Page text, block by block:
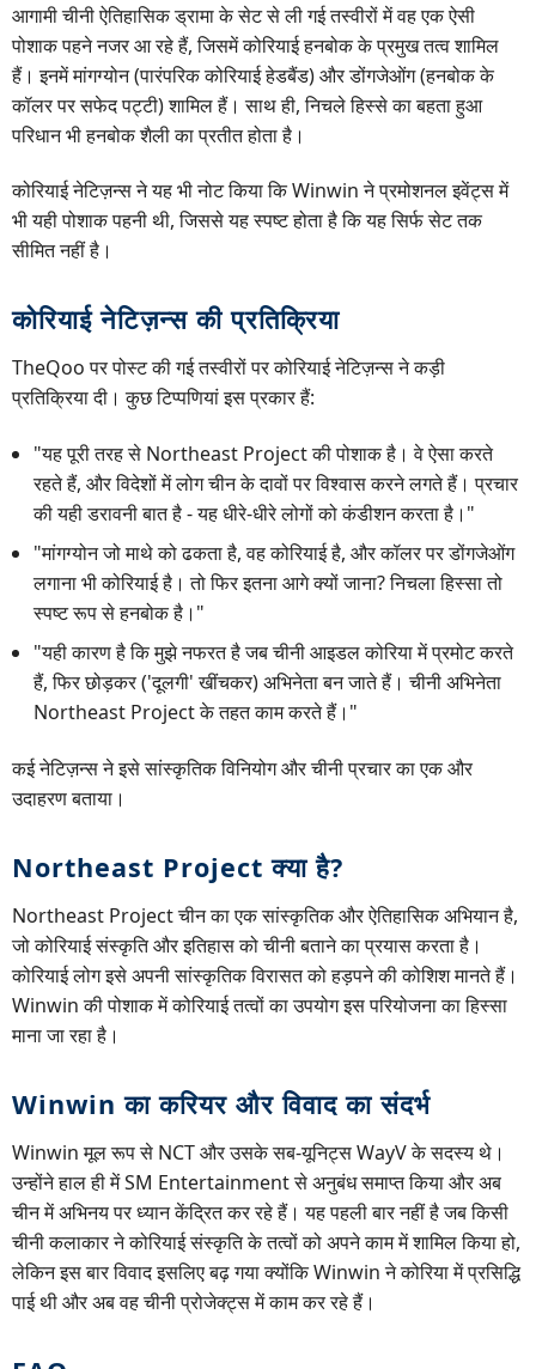
आगामी चीनी ऐतिहासिक ड्रामा के सेट से ली गई तस्वीरों में वह एक ऐसी
पोशाक पहने नजर आ रहे हैं, जिसमें कोरियाई हनबोक के प्रमुख तत्व शामिल
हैं। इनमें मांगग्योन (पारंपरिक कोरियाई हेडबैंड) और डोंगजेओंग (हनबोक के
कॉलर पर सफेद पट्टी) शामिल हैं। साथ ही, निचले हिस्से का बहता हुआ
परिधान भी हनबोक शैली का प्रतीत होता है।
कोरियाई नेटिज़न्स ने यह भी नोट किया कि Winwin ने प्रमोशनल इवेंट्स में
भी यही पोशाक पहनी थी, जिससे यह स्पष्ट होता है कि यह सिर्फ सेट तक
सीमित नहीं है।
कोरियाई नेटिज़न्स की प्रतिक्रिया
TheQoo पर पोस्ट की गई तस्वीरों पर कोरियाई नेटिज़न्स ने कड़ी
प्रतिक्रिया दी। कुछ टिप्पणियां इस प्रकार हैं:
"यह पूरी तरह से Northeast Project की पोशाक है। वे ऐसा करते
रहते हैं, और विदेशों में लोग चीन के दावों पर विश्वास करने लगते हैं। प्रचार
की यही डरावनी बात है - यह धीरे-धीरे लोगों को कंडीशन करता है।"
"मांगग्योन जो माथे को ढकता है, वह कोरियाई है, और कॉलर पर डोंगजेओंग
लगाना भी कोरियाई है। तो फिर इतना आगे क्यों जाना? निचला हिस्सा तो
स्पष्ट रूप से हनबोक है।"
"यही कारण है कि मुझे नफरत है जब चीनी आइडल कोरिया में प्रमोट करते
हैं, फिर छोड़कर ('दूलगी' खींचकर) अभिनेता बन जाते हैं। चीनी अभिनेता
Northeast Project के तहत काम करते हैं।"
कई नेटिज़न्स ने इसे सांस्कृतिक विनियोग और चीनी प्रचार का एक और
उदाहरण बताया।
Northeast Project क्या है?
Northeast Project चीन का एक सांस्कृतिक और ऐतिहासिक अभियान है,
जो कोरियाई संस्कृति और इतिहास को चीनी बताने का प्रयास करता है।
कोरियाई लोग इसे अपनी सांस्कृतिक विरासत को हड़पने की कोशिश मानते हैं।
Winwin की पोशाक में कोरियाई तत्वों का उपयोग इस परियोजना का हिस्सा
माना जा रहा है।
Winwin का करियर और विवाद का संदर्भ
Winwin मूल रूप से NCT और उसके सब-यूनिट्स WayV के सदस्य थे।
उन्होंने हाल ही में SM Entertainment से अनुबंध समाप्त किया और अब
चीन में अभिनय पर ध्यान केंद्रित कर रहे हैं। यह पहली बार नहीं है जब किसी
चीनी कलाकार ने कोरियाई संस्कृति के तत्वों को अपने काम में शामिल किया हो,
लेकिन इस बार विवाद इसलिए बढ़ गया क्योंकि Winwin ने कोरिया में प्रसिद्धि
पाई थी और अब वह चीनी प्रोजेक्ट्स में काम कर रहे हैं।